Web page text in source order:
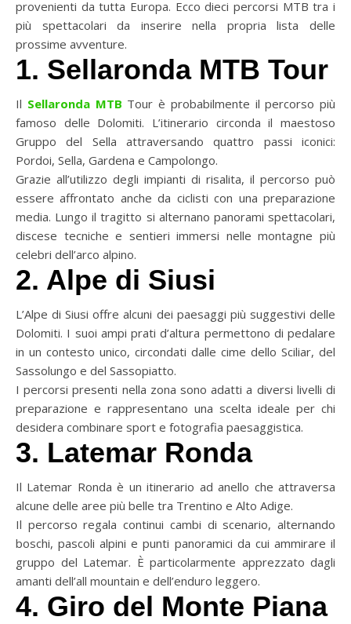
provenienti da tutta Europa. Ecco dieci percorsi MTB tra i
più spettacolari da inserire nella propria lista delle
prossime avventure.
1. Sellaronda MTB Tour
Il Sellaronda MTB Tour è probabilmente il percorso più
famoso delle Dolomiti. L’itinerario circonda il maestoso
Gruppo del Sella attraversando quattro passi iconici:
Pordoi, Sella, Gardena e Campolongo.
Grazie all’utilizzo degli impianti di risalita, il percorso può
essere affrontato anche da ciclisti con una preparazione
media. Lungo il tragitto si alternano panorami spettacolari,
discese tecniche e sentieri immersi nelle montagne più
celebri dell’arco alpino.
2. Alpe di Siusi
L’Alpe di Siusi offre alcuni dei paesaggi più suggestivi delle
Dolomiti. I suoi ampi prati d’altura permettono di pedalare
in un contesto unico, circondati dalle cime dello Sciliar, del
Sassolungo e del Sassopiatto.
I percorsi presenti nella zona sono adatti a diversi livelli di
preparazione e rappresentano una scelta ideale per chi
desidera combinare sport e fotografia paesaggistica.
3. Latemar Ronda
Il Latemar Ronda è un itinerario ad anello che attraversa
alcune delle aree più belle tra Trentino e Alto Adige.
Il percorso regala continui cambi di scenario, alternando
boschi, pascoli alpini e punti panoramici da cui ammirare il
gruppo del Latemar. È particolarmente apprezzato dagli
amanti dell’all mountain e dell’enduro leggero.
4. Giro del Monte Piana